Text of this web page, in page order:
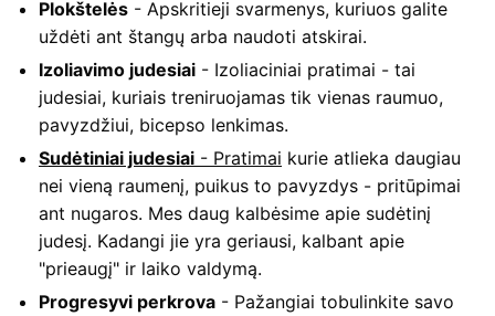
Plokštelės - Apskritieji svarmenys, kuriuos galite
uždėti ant štangų arba naudoti atskirai.
Izoliavimo judesiai - Izoliaciniai pratimai - tai
judesiai, kuriais treniruojamas tik vienas raumuo,
pavyzdžiui, bicepso lenkimas.
Sudėtiniai judesiai - Pratimai kurie atlieka daugiau
nei vieną raumenį, puikus to pavyzdys - pritūpimai
ant nugaros. Mes daug kalbėsime apie sudėtinį
judesį. Kadangi jie yra geriausi, kalbant apie
"prieaugį" ir laiko valdymą.
Progresyvi perkrova - Pažangiai tobulinkite savo